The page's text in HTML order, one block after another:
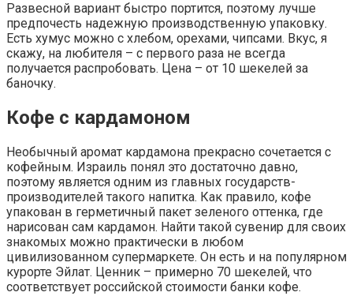
Развесной вариант быстро портится, поэтому лучше
предпочесть надежную производственную упаковку.
Есть хумус можно с хлебом, орехами, чипсами. Вкус, я
скажу, на любителя – с первого раза не всегда
получается распробовать. Цена – от 10 шекелей за
баночку.
Кофе с кардамоном
Необычный аромат кардамона прекрасно сочетается с
кофейным. Израиль понял это достаточно давно,
поэтому является одним из главных государств-
производителей такого напитка. Как правило, кофе
упакован в герметичный пакет зеленого оттенка, где
нарисован сам кардамон. Найти такой сувенир для своих
знакомых можно практически в любом
цивилизованном супермаркете. Он есть и на популярном
курорте Эйлат. Ценник – примерно 70 шекелей, что
соответствует российской стоимости банки кофе.